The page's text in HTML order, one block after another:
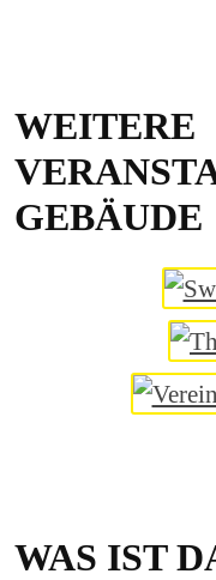
WEITERE
GEBÄUDE
WAS IST